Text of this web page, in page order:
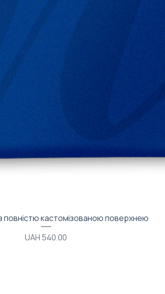
Quick View
повністю кастомізованою поверхнею
Price
UAH 540.00